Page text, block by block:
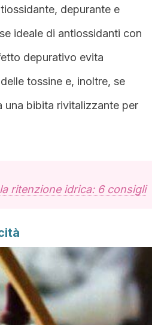
depurante e
ideale di antiossidanti con
depurativo evita
tossine e, inoltre, se
una bibita rivitalizzante per
ritenzione idrica: 6 consigli